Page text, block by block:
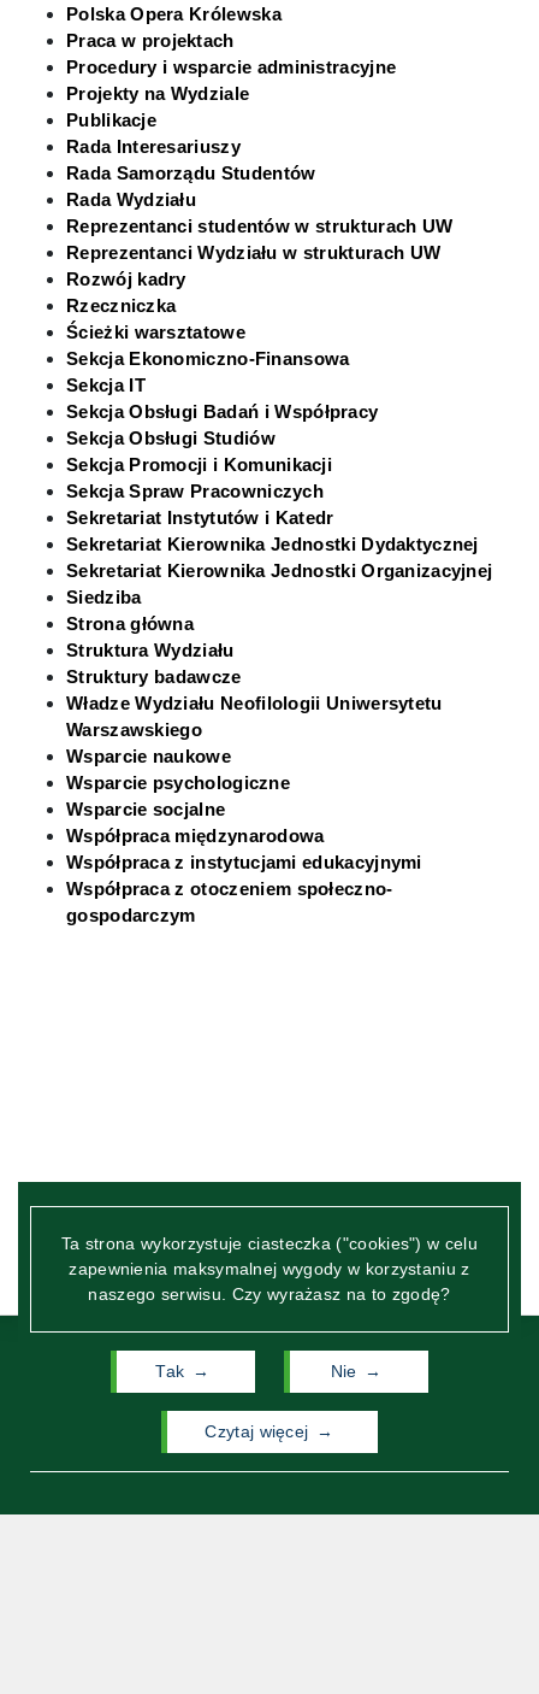
Ta strona wykorzystuje ciasteczka ("cookies") w celu
zapewnienia maksymalnej wygody w korzystaniu z
naszego serwisu. Czy wyrażasz na to zgodę?
Tak Nie
czytaj więcej
Sekcja Obsługi Badań i Współpracy
Sekcja Obsługi Studiów
Sekcja Promocji i Komunikacji
Sekcja Spraw Pracowniczych
Sekretariat Instytutów i Katedr
Sekretariat Kierownika Jednostki Dydaktycznej
Sekretariat Kierownika Jednostki Organizacyjnej
Rekrutacja
Kontakt
Polska Opera Królewska
Praca w projektach
Procedury i wsparcie administracyjne
Projekty na Wydziale
Publikacje
Rada Interesariuszy
Rada Samorządu Studentów
Rada Wydziału
Reprezentanci studentów w strukturach UW
Reprezentanci Wydziału w strukturach UW
Rozwój kadry
Rzeczniczka
Ścieżki warsztatowe
Sekcja Ekonomiczno-Finansowa
Sekcja IT
Sekcja Obsługi Badań i Współpracy
Sekcja Obsługi Studiów
Sekcja Promocji i Komunikacji
Sekcja Spraw Pracowniczych
Sekretariat Instytutów i Katedr
Sekretariat Kierownika Jednostki Dydaktycznej
Sekretariat Kierownika Jednostki Organizacyjnej
Siedziba
Strona główna
Struktura Wydziału
Struktury badawcze
Władze Wydziału Neofilologii Uniwersytetu
Warszawskiego
Wsparcie naukowe
Wsparcie psychologiczne
Wsparcie socjalne
Współpraca międzynarodowa
Współpraca z instytucjami edukacyjnymi
Współpraca z otoczeniem społeczno-
gospodarczym